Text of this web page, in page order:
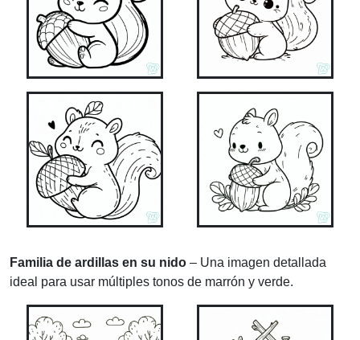
Familia de ardillas en su nido – Una imagen detallada
ideal para usar múltiples tonos de marrón y verde.